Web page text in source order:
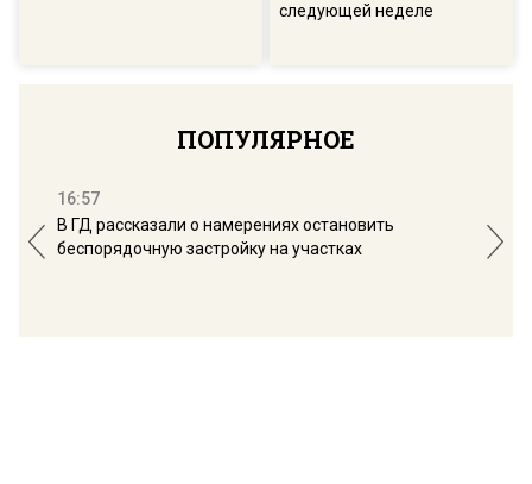
следующей неделе
ПОПУЛЯРНОЕ
16:57
В ГД рассказали о намерениях остановить
беспорядочную застройку на участках